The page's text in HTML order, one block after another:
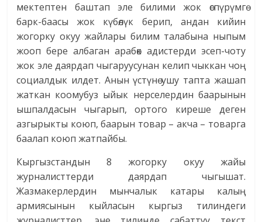
мектептен баштап эле билими жок өспүрүмгө
барк-баасы жок күбөлүк берип, андан кийин
жогорку окуу жайлары билим талабына ныпым
жооп бере албаган арабөк адистерди эсеп-чоту
жок эле даярдап чыгаруусунан келип чыккан чоң
социалдык илдет. Анын үстүнө ушу тапта жашап
жаткан коомубуз ыйык нерселердин баарынын
ышпалдасын чыгарып, ортого киреше деген
азгырыкты коюп, баарын товар – акча – товарга
баалап коюп жатпайбы.
Кыргызстандын 8 жогорку окуу жайы
журналисттерди даярдап чыгышат.
Жазмакерлердин мынчалык катары калың
армиясынын кыйласын кыргыз тилиндеги